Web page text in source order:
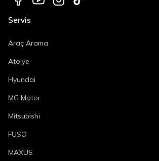
Servis
Araç Arama
Atölye
Hyundai
MG Motor
Mitsubishi
FUSO
MAXUS